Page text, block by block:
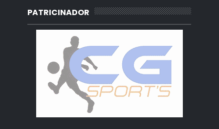
PATRICINADOR